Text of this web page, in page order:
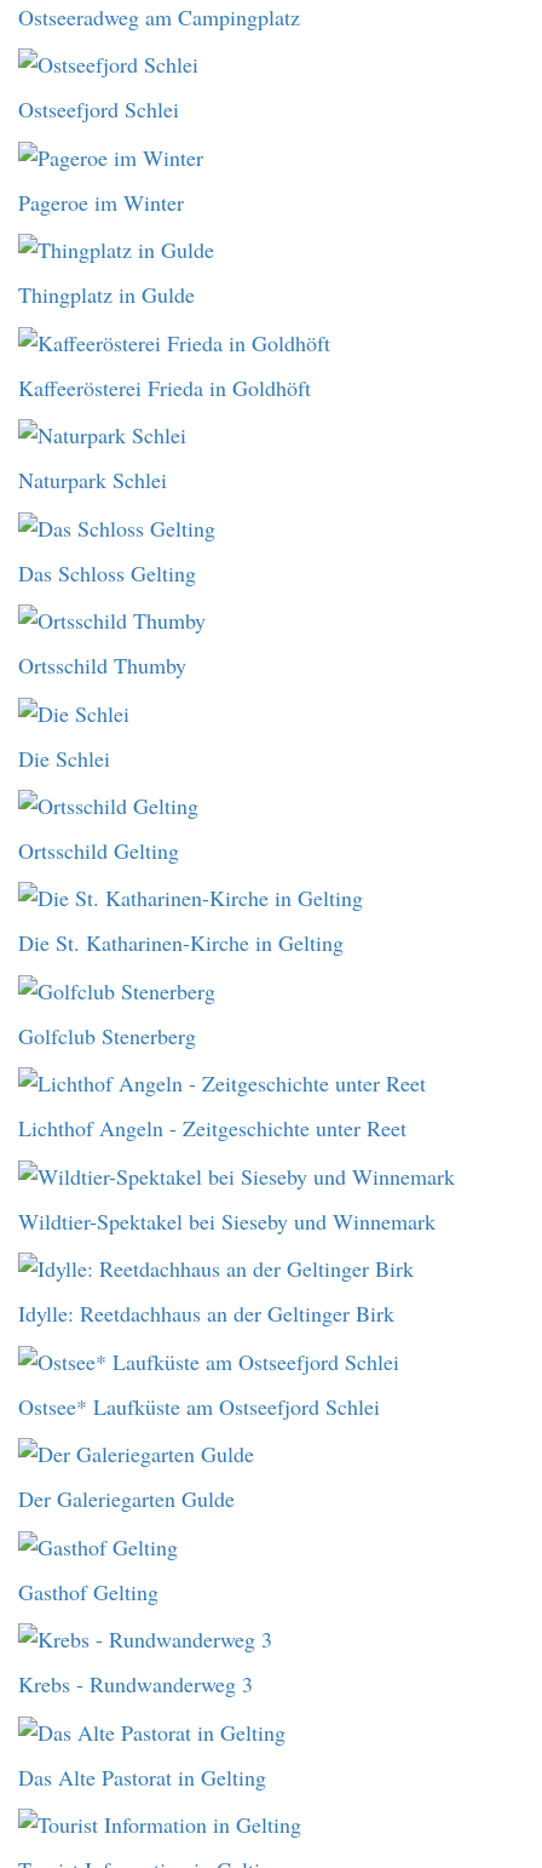
Ostseeradweg am Campingplatz
Ostseefjord Schlei
Pageroe im Winter
Thingplatz in Gulde
Kaffeerösterei Frieda in Goldhöft
Naturpark Schlei
Das Schloss Gelting
Ortsschild Thumby
Die Schlei
Ortsschild Gelting
Die St. Katharinen-Kirche in Gelting
Golfclub Stenerberg
Lichthof Angeln - Zeitgeschichte unter Reet
Wildtier-Spektakel bei Sieseby und Winnemark
Idylle: Reetdachhaus an der Geltinger Birk
Ostsee* Laufküste am Ostseefjord Schlei
Der Galeriegarten Gulde
Gasthof Gelting
Krebs - Rundwanderweg 3
Das Alte Pastorat in Gelting